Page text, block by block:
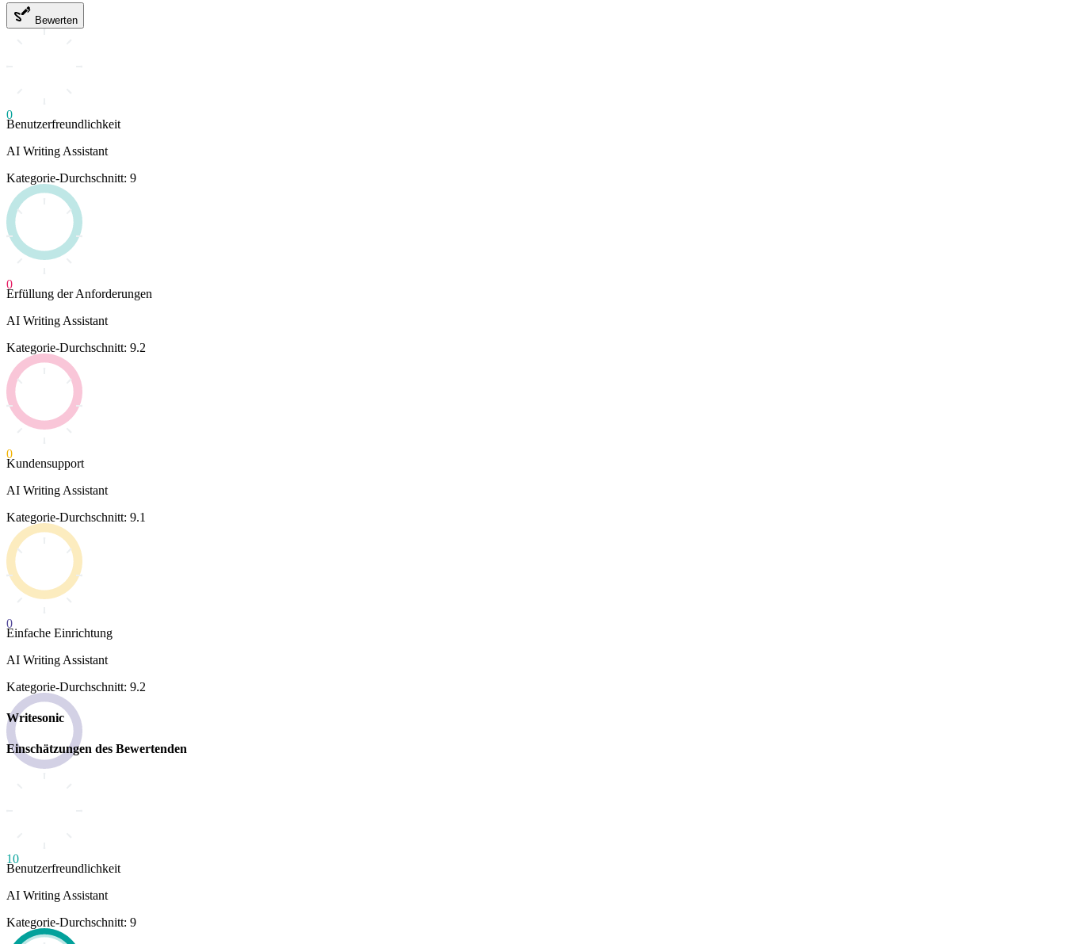
Bewerten
0
Benutzerfreundlichkeit
AI Writing Assistant
Kategorie-Durchschnitt: 9
0
Erfüllung der Anforderungen
AI Writing Assistant
Kategorie-Durchschnitt: 9.2
0
Kundensupport
AI Writing Assistant
Kategorie-Durchschnitt: 9.1
0
Einfache Einrichtung
AI Writing Assistant
Kategorie-Durchschnitt: 9.2
Writesonic
Einschätzungen des Bewertenden
10
Benutzerfreundlichkeit
AI Writing Assistant
Kategorie-Durchschnitt: 9